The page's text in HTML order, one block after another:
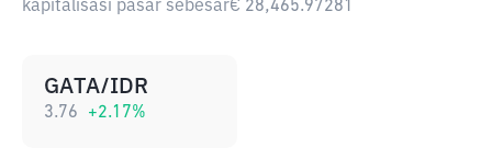
kapitalisasi pasar sebesar€ 28,465.97281
GATA/IDR
3.76 +2.17%